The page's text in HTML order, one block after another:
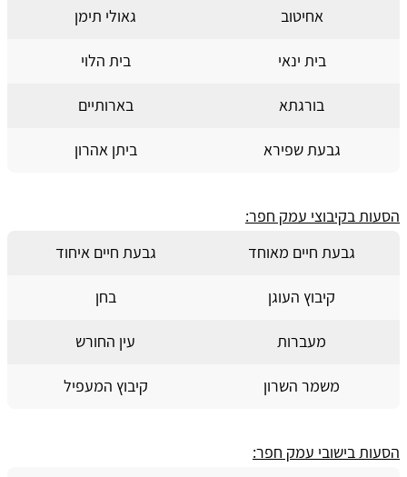
אחיטוב גאולי תימן
בית ינאי בית הלוי
בורגתא בארותיים
גבעת שפירא ביתן אהרון
הסעות בקיבוצי עמק חפר:
גבעת חיים מאוחד
גבעת חיים איחוד
קיבוץ העוגן בחן
מעברות עין החורש
משמר השרון קיבוץ המעפיל
הסעות בישובי עמק חפר: